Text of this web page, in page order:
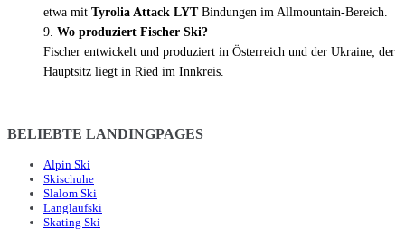
etwa mit Tyrolia Attack LYTBindungen im Allmountain-Bereich.
Wo produziert Fischer Ski?
Fischer entwickelt und produziert in Österreich und der Ukraine; der
Hauptsitz liegt in Ried im Innkreis.
BELIEBTE LANDINGPAGES
Alpin Ski
Skischuhe
Slalom Ski
Langlaufski
Skating Ski